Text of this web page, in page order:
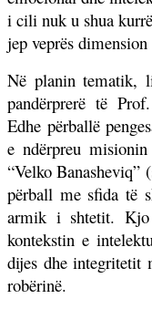
i cili nuk u shua
jep veprës
Në planin tematik,
pandërprerë të
Edhe përballë
e ndërpreu
“Velko
përball me sfida të
armik i shtetit.
kontekstin e
dijes dhe integritetit
robërinë.